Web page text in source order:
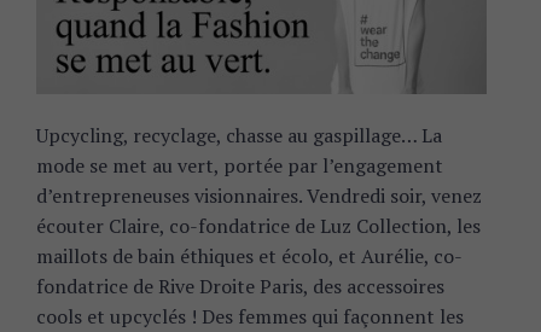
Upcycling, recyclage, chasse au gaspillage… La
mode se met au vert, portée par l’engagement
d’entrepreneuses visionnaires. Vendredi soir, venez
écouter Claire, co-fondatrice de Luz Collection, les
maillots de bain éthiques et écolo, et Aurélie, co-
fondatrice de Rive Droite Paris, des accessoires
cools et upcyclés ! Des femmes qui façonnent les